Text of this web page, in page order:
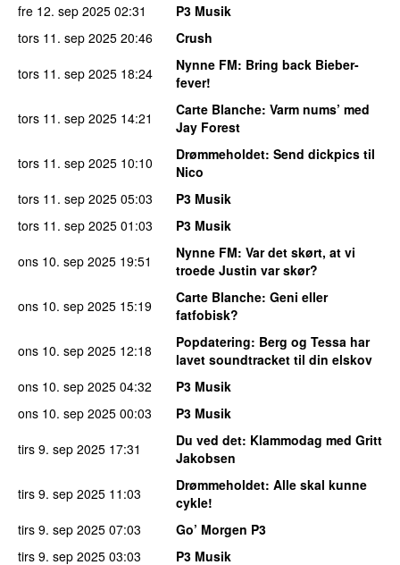
fre 12. sep 2025 02:31
P3 Musik
tors 11. sep 2025 20:46
Crush
tors 11. sep 2025 18:24 Nynne FM: Bring back Bieber-
fever!
tors 11. sep 2025 14:21 Carte Blanche: Varm nums’ med
Jay Forest
tors 11. sep 2025 10:10 Drømmeholdet: Send dickpics til
Nico
tors 11. sep 2025 05:03
P3 Musik
tors 11. sep 2025 01:03
P3 Musik
ons 10. sep 2025 19:51 Nynne FM: Var det skørt, at vi
troede Justin var skør?
ons 10. sep 2025 15:19 Carte Blanche: Geni eller
fatfobisk?
ons 10. sep 2025 12:18 Popdatering: Berg og Tessa har
lavet soundtracket til din elskov
ons 10. sep 2025 04:32
P3 Musik
ons 10. sep 2025 00:03
P3 Musik
tirs 9. sep 2025 17:31 Du ved det: Klammodag med Gritt
Jakobsen
tirs 9. sep 2025 11:03 Drømmeholdet: Alle skal kunne
cykle!
tirs 9. sep 2025 07:03
Go’ Morgen P3
tirs 9. sep 2025 03:03 P3 Musik